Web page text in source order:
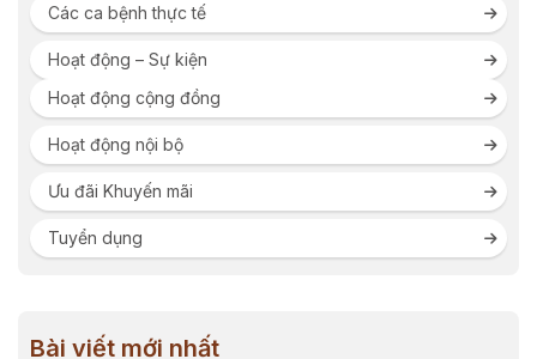
Các ca bệnh thực tế
Hoạt động – Sự kiện
Hoạt động cộng đồng
Hoạt động nội bộ
Ưu đãi Khuyến mãi
Tuyển dụng
Bài viết mới nhất